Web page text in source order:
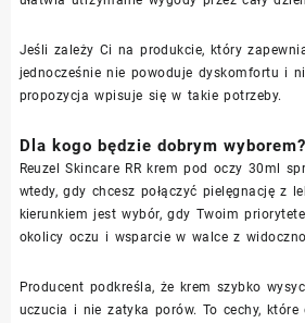
Jeśli zależy Ci na produkcie, który
jednocześnie nie powoduje dyskomfortu i
propozycja wpisuje się w takie potrzeby.
Dla kogo będzie dobrym wyborem?
Reuzel Skincare RR krem pod oczy 30ml
wtedy, gdy chcesz połączyć pielęgnację z
kierunkiem jest wybór, gdy Twoim
okolicy oczu i wsparcie w walce z
Producent podkreśla, że krem szybko
uczucia i nie zatyka porów. To cechy, które